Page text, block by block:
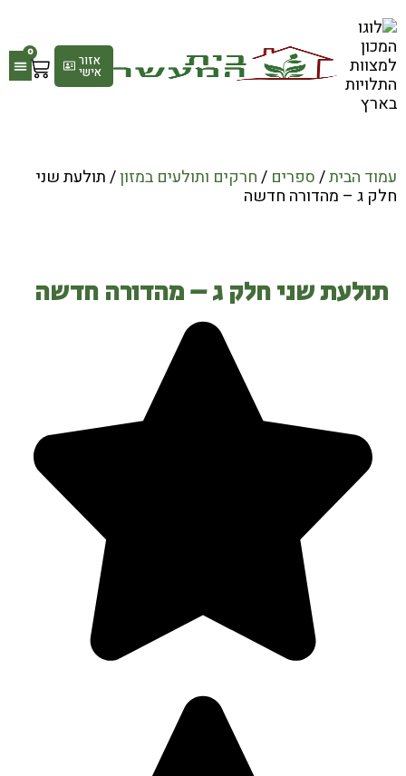
0 אזור
אישי
עמוד הבית/ספרים /חרקים ותולעים במזון/ תולעת שני
חלק ג – מהדורה חדשה
תולעת שני חלק ג – מהדורה חדשה